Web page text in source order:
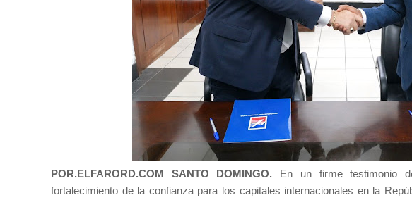
POR.ELFARORD.COM SANTO DOMINGO. En un firme testimonio
fortalecimiento de la confianza para los capitales internacionales en la